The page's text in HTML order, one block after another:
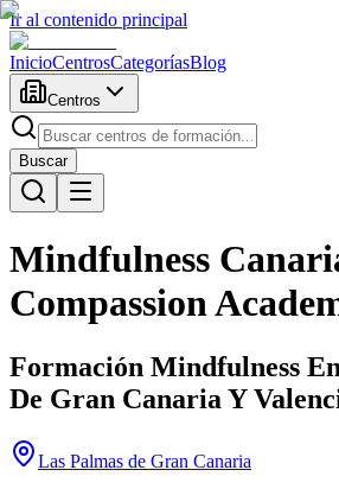
Ir al contenido principal
InicioCentrosCategoríasBlog
Centros
Buscar
Mindfulness
Compassion
Formación Mindfulness
De Gran Canaria Y
Las Palmas de Gran Canaria